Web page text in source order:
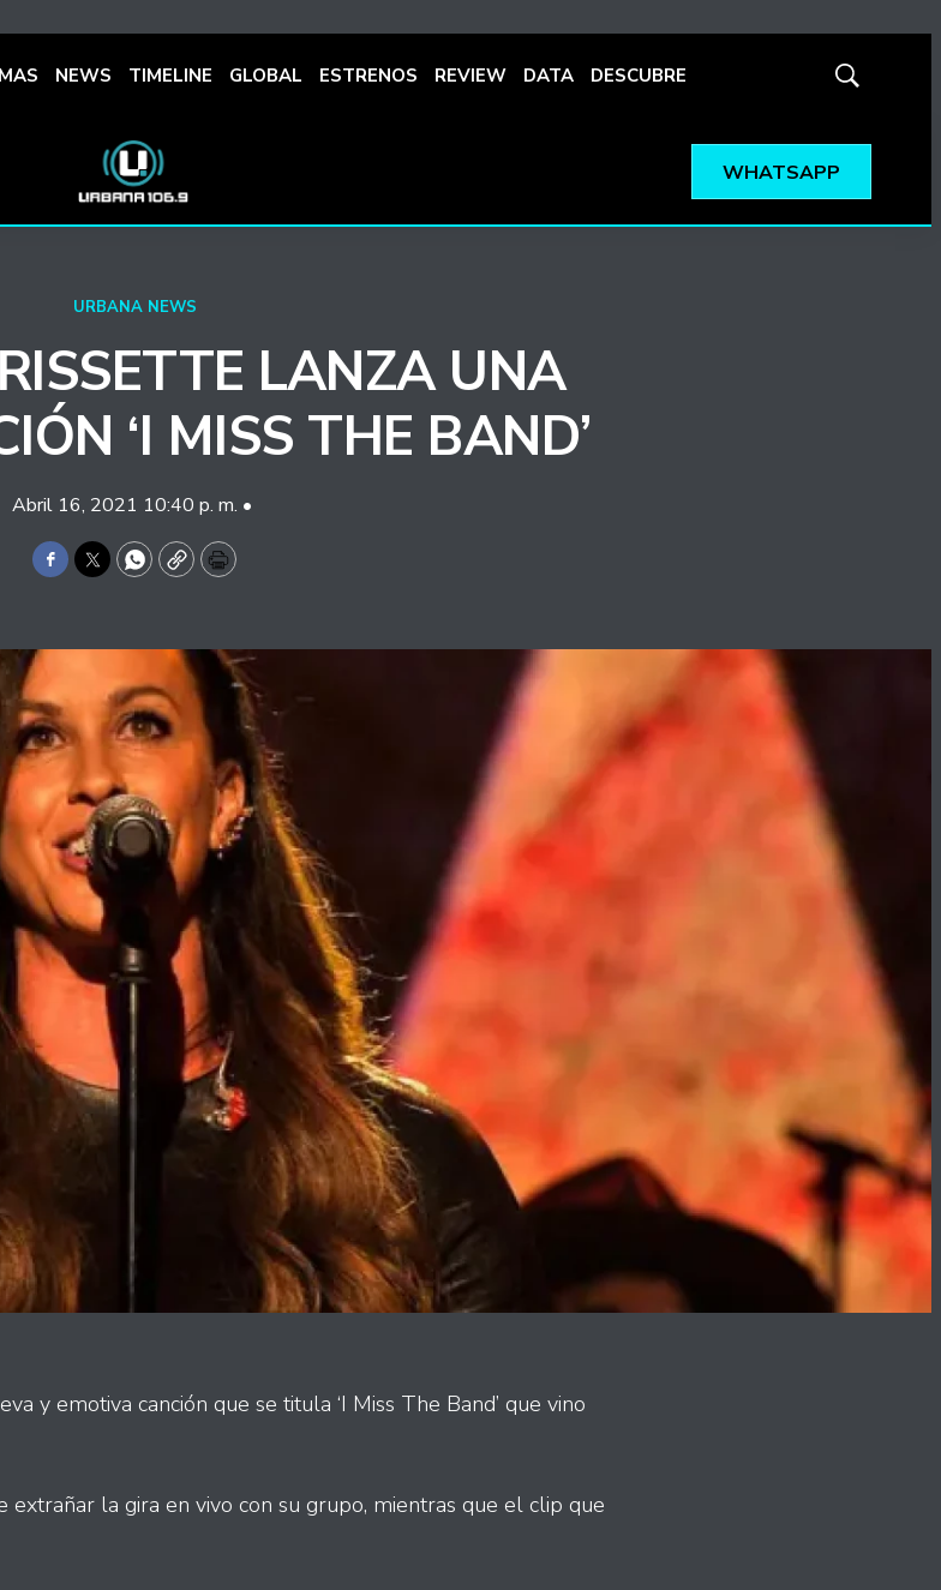
NEWS TIMELINE GLOBAL ESTRENOS REVIEW DATA DESCUBRE
Mostrar
WHATSAPP
URBANA NEWS
LANZA UNA
‘I MISS THE BAND’
Abril 16, 2021 10:40 p. m. •
Facebook
TwitterWhatsApp
CopyPrint
y emotiva canción que se titula ‘I Miss The Band’ que vino
la gira en vivo con su grupo, mientras que el clip que